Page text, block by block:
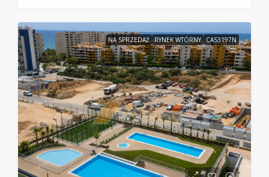
NA SPRZEDAŻ RYNEK WTÓRNY CAS3197N